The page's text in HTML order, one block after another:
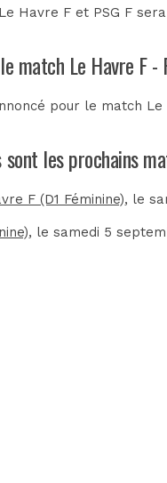
Havre F et PSG F
match Le Havre F -
pour le match
les prochains
F (D1 Féminine), le
, le samedi 5